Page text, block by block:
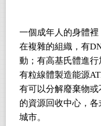
一個成年人的身體
在複雜的組織，有
動；有高基氏體進
有粒線體製造能源
有可以分解廢棄物
的資源回收中心，
城市。